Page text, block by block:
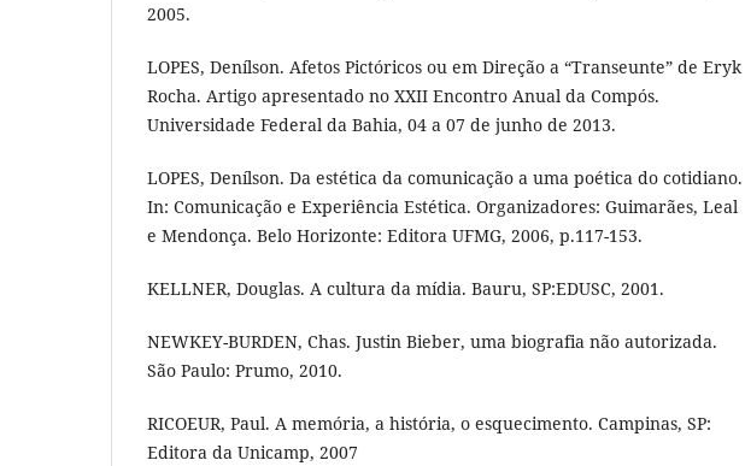
2005.
LOPES, Denílson. Afetos Pictóricos ou em Direção a “Transeunte” de Eryk
Rocha. Artigo apresentado no XXII Encontro Anual da Compós.
Universidade Federal da Bahia, 04 a 07 de junho de 2013.
LOPES, Denílson. Da estética da comunicação a uma poética do cotidiano.
In: Comunicação e Experiência Estética. Organizadores: Guimarães, Leal
e Mendonça. Belo Horizonte: Editora UFMG, 2006, p.117-153.
KELLNER, Douglas. A cultura da mídia. Bauru, SP:EDUSC, 2001.
NEWKEY-BURDEN, Chas. Justin Bieber, uma biografia não autorizada.
São Paulo: Prumo, 2010.
RICOEUR, Paul. A memória, a história, o esquecimento. Campinas, SP:
Editora da Unicamp, 2007